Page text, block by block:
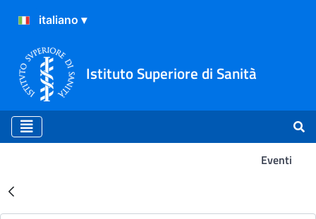
Istituto Superiore di Sanità
Eventi
Risultati della Ricerca -